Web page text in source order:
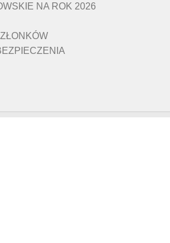
NA ROK 2026